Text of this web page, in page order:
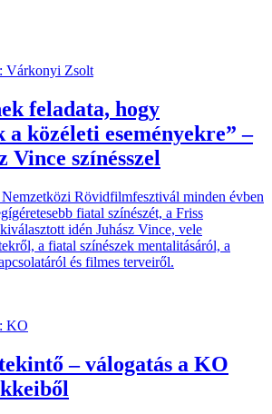
Várkonyi Zsolt
feladata, hogy
közéleti eseményekre” –
Vince színésszel
Rövidfilmfesztivál minden évben
fiatal színészét, a Friss
idén Juhász Vince, vele
a fiatal színészek mentalitásáról, a
és filmes terveiről.
KO
– válogatás a KO